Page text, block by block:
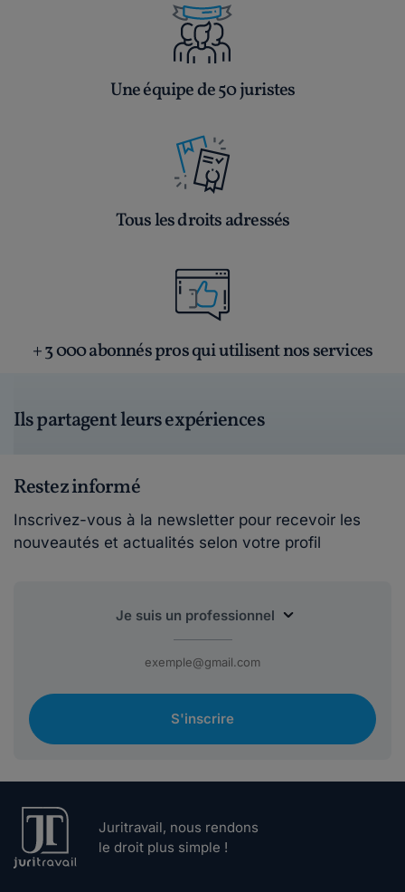
Une équipe de 50 juristes
Tous les droits adressés
+ 3 000 abonnés pros qui utilisent nos services
Ils partagent leurs expériences
Restez informé
Inscrivez-vous à la newsletter pour recevoir les
nouveautés et actualités selon votre profil
S'inscrire
Juritravail, nous rendons
le droit plus simple !